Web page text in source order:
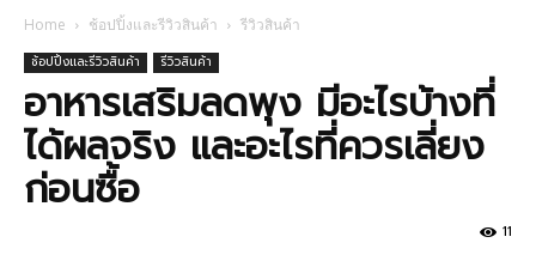
Home ช้อปปิ้งและรีวิวสินค้า รีวิวสินค้า
ช้อปปิ้งและรีวิวสินค้า รีวิวสินค้า
อาหารเสริมลดพุง มีอะไรบ้างที่
ได้ผลจริง และอะไรที่ควรเลี่ยง
ก่อนซื้อ
11